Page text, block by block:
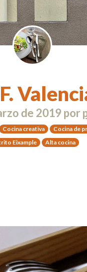
de 2019 por
Cocina creativa Cocina de
Eixample
Alta cocina